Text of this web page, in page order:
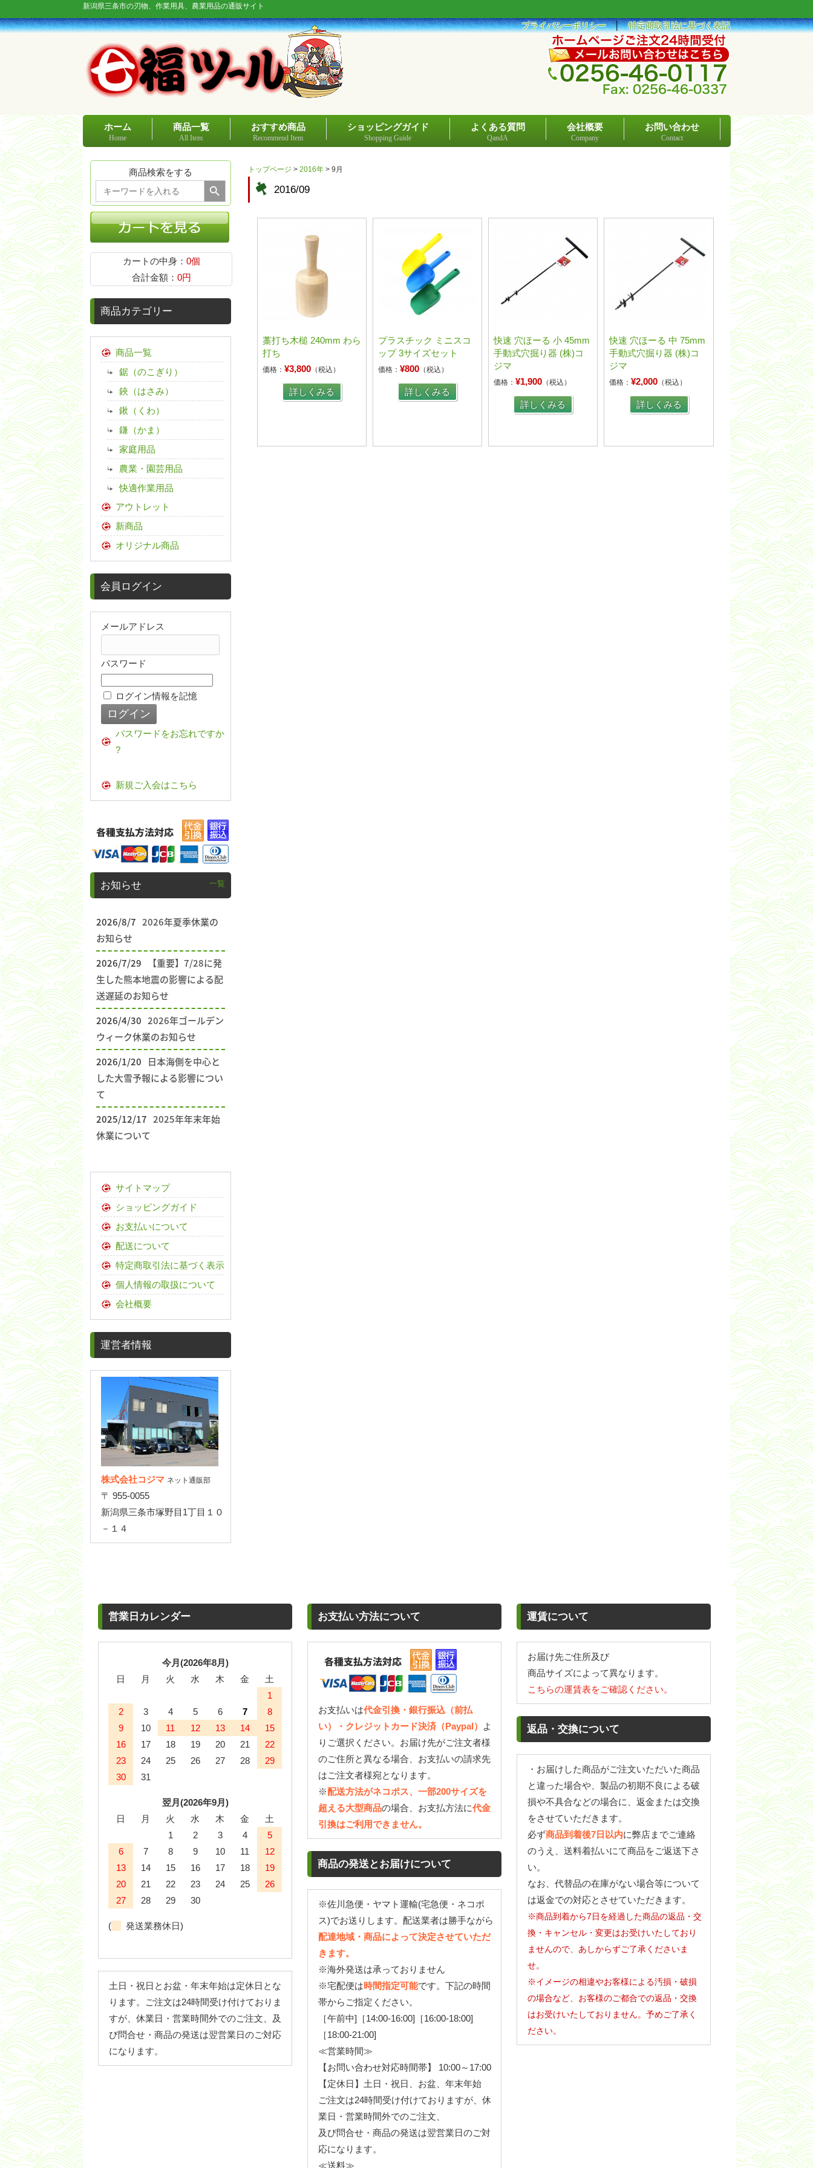
新潟県三条市の刃物、作業用具、農業用品の通販サイト
プライバシーポリシー│特定商取引法に基づく表記
ホーム
Home
商品一覧
All Item
おすすめ商品
Recommend Item
ショッピングガイド
Shopping Guide
よくある質問
QandA
会社概要
Company
お問い合わせ
Contact
トップページ > 2016年 > 9月
2016/09
藁打ち木槌 240mm わら
打ち
価格： ¥3,800 （税込）
詳しくみる
プラスチック ミニスコ
ップ 3サイズセット
価格：¥800 （税込）
詳しくみる
快速 穴ほーる 小 45mm
手動式穴掘り器 (株)コ
ジマ
価格：¥1,900 （税込）
詳しくみる
快速 穴ほーる 中 75mm
手動式穴掘り器 (株)コ
ジマ
価格：¥2,000 （税込）
詳しくみる
商品検索をする
Search
for:
Search Button
カートの中身： 0個
合計金額： 0円
商品カテゴリー
商品一覧
鋸（のこぎり）
鋏（はさみ）
鍬（くわ）
鎌（かま）
家庭用品
農業・園芸用品
快適作業用品
アウトレット
新商品
オリジナル商品
会員ログイン
メールアドレス
パスワード
ログイン情報を記憶
パスワードをお忘れですか
?
新規ご入会はこちら
お知らせ 一覧
2026/8/7 2026年夏季休業の
お知らせ
2026/7/29
【重要】7/28に発
生した熊本地震の影響による配
送遅延のお知らせ
2026/4/30 2026年ゴールデン
ウィーク休業のお知らせ
2026/1/20
日本海側を中心と
した大雪予報による影響につい
て
2025/12/17 2025年年末年始
休業について
サイトマップ
ショッピングガイド
お支払いについて
配送について
特定商取引法に基づく表示
個人情報の取扱について
会社概要
運営者情報
株式会社コジマ ネット通販部
〒 955-0055
新潟県三条市塚野目1丁目１０
－１４
営業日カレンダー
今月(2026年8月)
日
月 火 水 木 金
土
1
2
3 4 5 6 7
8
9
10 11 12 13 14
15
16
17 18 19 20 21
22
23
24 25 26 27 28
29
30
31
翌月(2026年9月)
日
月 火 水 木 金
土
1
2 3 4
5
6
7 8 9 10 11
12
13
14 15 16 17 18
19
20
21 22 23 24 25
26
27
28 29 30
( 発送業務休日)
土日・祝日とお盆・年末年始は定休日とな
ります。ご注文は24時間受け付けておりま
すが、休業日・営業時間外でのご注文、及
び問合せ・商品の発送は翌営業日のご対応
になります。
お支払い方法について
お支払いは代金引換・銀行振込（前払
い）・クレジットカード決済（Paypal）
よ
りご選択ください。お届け先がご注文者様
のご住所と異なる場合、お支払いの請求先
はご注文者様宛となります。
※配送方法がネコポス、一部200サイズを
超える大型商品の場合、お支払方法に代金
引換はご利用できません。
商品の発送とお届けについて
※佐川急便・ヤマト運輸(宅急便・ネコポ
ス)でお送りします。配送業者は勝手ながら
配達地域・商品によって決定させていただ
きます。
※海外発送は承っておりません
※宅配便は時間指定可能です。下記の時間
帯からご指定ください。
［午前中]［14:00-16:00]［16:00-18:00]
［18:00-21:00]
≪営業時間≫
【お問い合わせ対応時間帯】 10:00～17:00
【定休日】土日・祝日、お盆、年末年始
ご注文は24時間受け付けておりますが、休
業日・営業時間外でのご注文、
及び問合せ・商品の発送は翌営業日のご対
応になります。
≪送料≫
運賃について
お届け先ご住所及び
商品サイズによって異なります。
こちらの運賃表をご確認ください。
返品・交換について
・お届けした商品がご注文いただいた商品
と違った場合や、製品の初期不良による破
損や不具合などの場合に、返金または交換
をさせていただきます。
必ず商品到着後7日以内に弊店までご連絡
のうえ、送料着払いにて商品をご返送下さ
い。
なお、代替品の在庫がない場合等について
は返金での対応とさせていただきます。
※商品到着から7日を経過した商品の返品・交
換・キャンセル・変更はお受けいたしており
ませんので、あしからずご了承くださいま
せ。
※イメージの相違やお客様による汚損・破損
の場合など、お客様のご都合での返品・交換
はお受けいたしておりません。予めご了承く
ださい。